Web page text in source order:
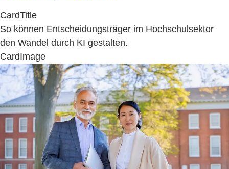
CardTitle
So können Entscheidungsträger im Hochschulsektor
den Wandel durch KI gestalten.
CardImage